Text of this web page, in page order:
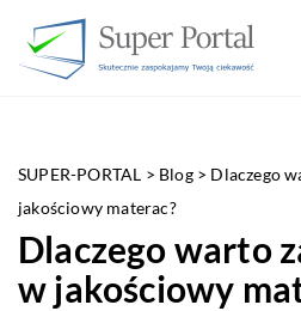
SUPER-PORTAL > Blog> Dlaczego
jakościowy materac?
Dlaczego warto
w jakościowy